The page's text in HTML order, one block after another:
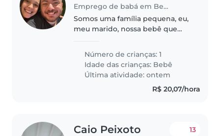
Emprego de babá em Belém
Somos uma família pequena, eu,
meu marido, nossa bebê que
nossa cachorrinha Luna (uma
salsichinha que no início
estranha um pouco). Moramos
numa vila,..
Número de crianças: 1
Idade das crianças: Bebê
Última atividade: ontem
R$ 20,07/hora
Caio Peixoto 13